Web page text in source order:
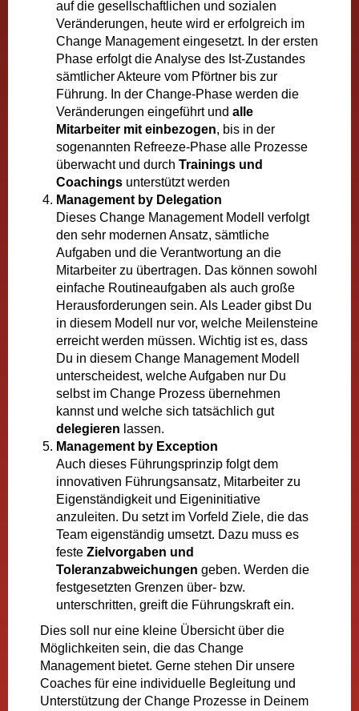
auf die gesellschaftlichen und sozialen
Veränderungen, heute wird er erfolgreich im
Change Management eingesetzt. In der ersten
Phase erfolgt die Analyse des Ist-Zustandes
sämtlicher Akteure vom Pförtner bis zur
Führung. In der Change-Phase werden die
Veränderungen eingeführt und alle
Mitarbeiter mit einbezogen, bis in der
sogenannten Refreeze-Phase alle Prozesse
überwacht und durch Trainings und
Coachings unterstützt werden
Management by Delegation
Dieses Change Management Modell verfolgt
den sehr modernen Ansatz, sämtliche
Aufgaben und die Verantwortung an die
Mitarbeiter zu übertragen. Das können sowohl
einfache Routineaufgaben als auch große
Herausforderungen sein. Als Leader gibst Du
in diesem Modell nur vor, welche Meilensteine
erreicht werden müssen. Wichtig ist es, dass
Du in diesem Change Management Modell
unterscheidest, welche Aufgaben nur Du
selbst im Change Prozess übernehmen
kannst und welche sich tatsächlich gut
delegieren lassen.
Management by Exception
Auch dieses Führungsprinzip folgt dem
innovativen Führungsansatz, Mitarbeiter zu
Eigenständigkeit und Eigeninitiative
anzuleiten. Du setzt im Vorfeld Ziele, die das
Team eigenständig umsetzt. Dazu muss es
feste Zielvorgaben und
Toleranzabweichungen geben. Werden die
festgesetzten Grenzen über- bzw.
unterschritten, greift die Führungskraft ein.
Dies soll nur eine kleine Übersicht über die
Möglichkeiten sein, die das Change
Management bietet. Gerne stehen Dir unsere
Coaches für eine individuelle Begleitung und
Unterstützung der Change Prozesse in Deinem